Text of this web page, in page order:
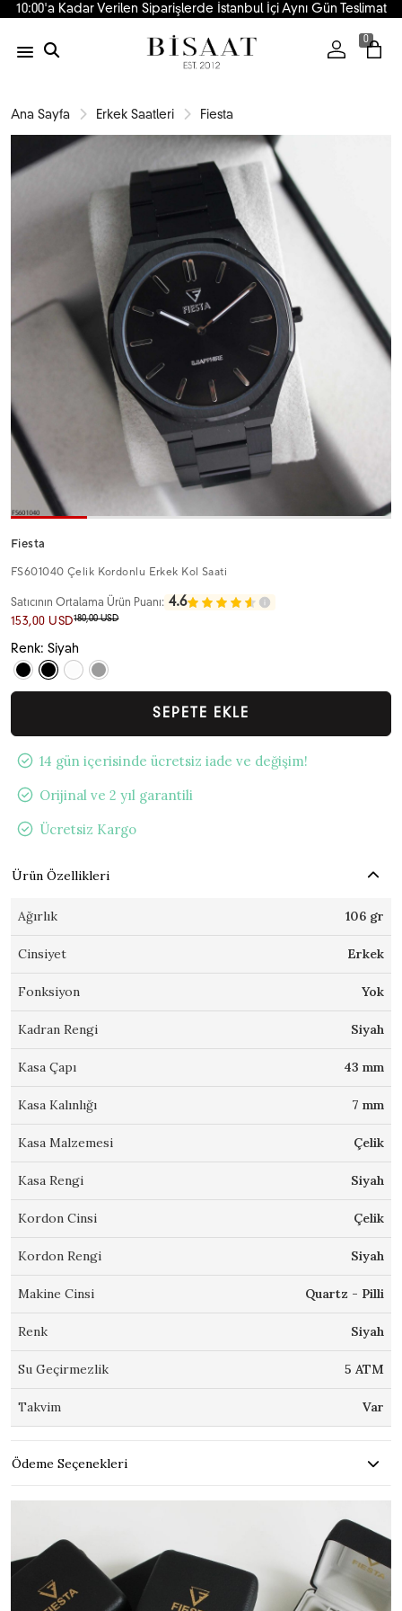
10:00'a Kadar Verilen Siparişlerde İstanbul İçi Aynı Gün Teslimat
0
Ana Sayfa Erkek Saatleri Fiesta
Fiesta
FS601040 Çelik Kordonlu Erkek Kol Saati
Satıcının Ortalama Ürün Puanı: 4.6
153,00 USD180,00 USD
Renk: Siyah
SEPETE EKLE
14 gün içerisinde ücretsiz iade ve değişim!
Orijinal ve 2 yıl garantili
Ücretsiz Kargo
Ürün Özellikleri
Ağırlık 106 gr
Cinsiyet Erkek
Fonksiyon Yok
Kadran Rengi Siyah
Kasa Çapı 43 mm
Kasa Kalınlığı 7 mm
Kasa Malzemesi Çelik
Kasa Rengi Siyah
Kordon Cinsi Çelik
Kordon Rengi Siyah
Makine Cinsi Quartz - Pilli
Renk Siyah
Su Geçirmezlik 5 ATM
Takvim Var
Ödeme Seçenekleri